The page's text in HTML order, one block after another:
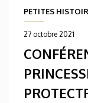
PETITES
27 octobre 2021